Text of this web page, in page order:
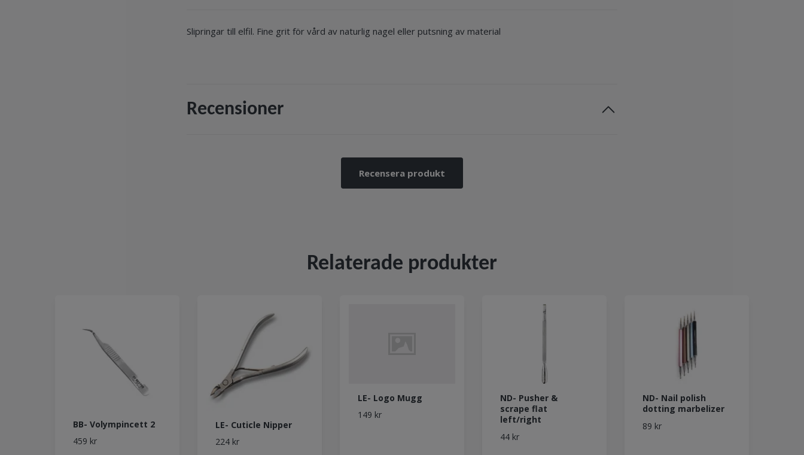
Slipringar till elfil. Fine grit för vård av naturlig nagel eller putsning av material
Recensioner
Recensera produkt
Relaterade produkter
BB- Volympincett 2
459 kr
LE- Cuticle Nipper
224 kr
LE- Logo Mugg
149 kr
ND- Pusher &
scrape flat
left/right
44 kr
ND- Nail polish
dotting marbelizer
89 kr